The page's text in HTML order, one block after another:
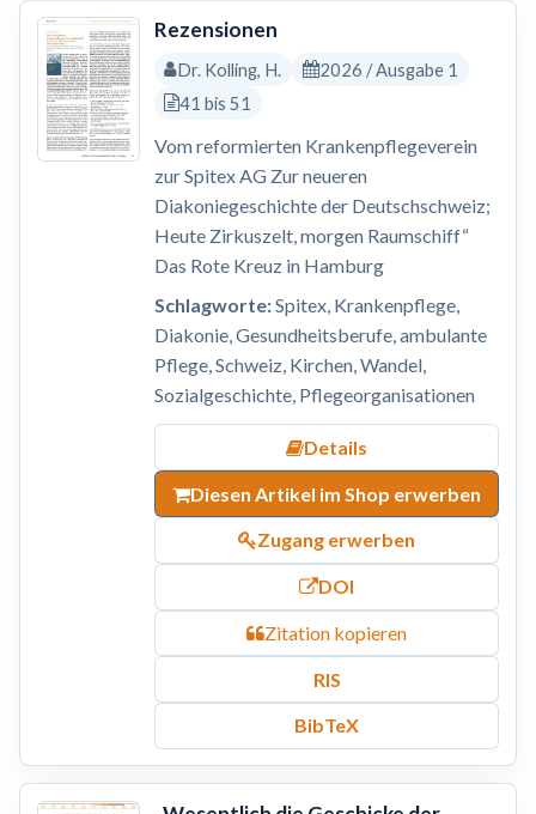
Rezensionen
Dr. Kolling, H.
2026 / Ausgabe 1
41 bis 51
Vom reformierten Krankenpflegeverein
zur Spitex AG Zur neueren
Diakoniegeschichte der Deutschschweiz;
Heute Zirkuszelt, morgen Raumschiff“
Das Rote Kreuz in Hamburg
Schlagworte:Spitex, Krankenpflege,
Diakonie, Gesundheitsberufe, ambulante
Pflege, Schweiz, Kirchen, Wandel,
Sozialgeschichte, Pflegeorganisationen
Details
Diesen Artikel im Shop erwerben
Zugang erwerben
DOI
Zitation kopieren
RIS
BibTeX